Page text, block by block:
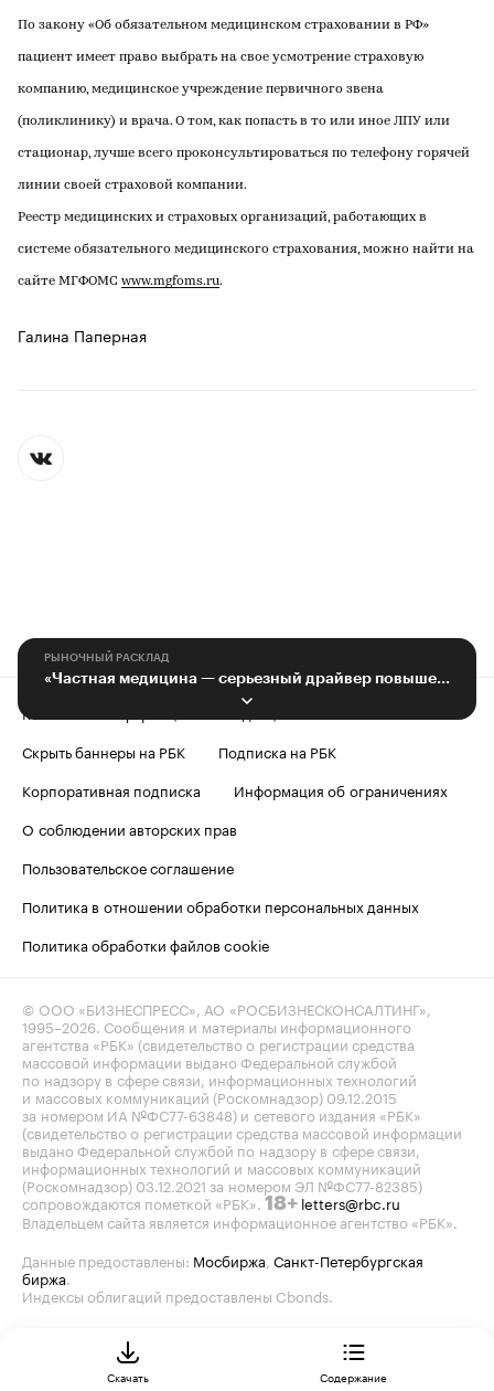
По закону «Об обязательном медицинском страховании в РФ»
пациент имеет право выбрать на свое усмотрение страховую
компанию, медицинское учреждение первичного звена
(поликлинику) и врача. О том, как попасть в то или иное ЛПУ или
стационар, лучше всего проконсультироваться по телефону горячей
линии своей страховой компании.
Реестр медицинских и страховых организаций, работающих в
системе обязательного медицинского страхования, можно найти на
сайте МГФОМС www.mgfoms.ru.
Галина Паперная
РЫНОЧНЫЙ РАСКЛАД
«Частная медицина — серьезный драйвер повышения качества медицинской помощи»
Контактная информация
Скрыть баннеры на РБК
Подписка на РБК
Корпоративная подписка
Информация об ограничениях
О соблюдении авторских прав
Пользовательское соглашение
Политика в отношении обработки персональных данных
Политика обработки файлов cookie
© ООО «БИЗНЕСПРЕСС», АО «РОСБИЗНЕСКОНСАЛТИНГ»,
1995–2026. Сообщения и материалы информационного
агентства «РБК» (свидетельство о регистрации средства
массовой информации выдано Федеральной службой
по надзору в сфере связи, информационных технологий
и массовых коммуникаций (Роскомнадзор) 09.12.2015
за номером ИА №ФС77-63848) и сетевого издания «РБК»
(свидетельство о регистрации средства массовой информации
выдано Федеральной службой по надзору в сфере связи,
информационных технологий и массовых коммуникаций
(Роскомнадзор) 03.12.2021 за номером ЭЛ №ФС77-82385)
сопровождаются пометкой «РБК». 18+ letters@rbc.ru
Владельцем сайта является информационное агентство «РБК».
Данные предоставлены: Мосбиржа, Санкт-Петербургская
биржа.
Индексы облигаций предоставлены Cbonds.
Скачать Содержание